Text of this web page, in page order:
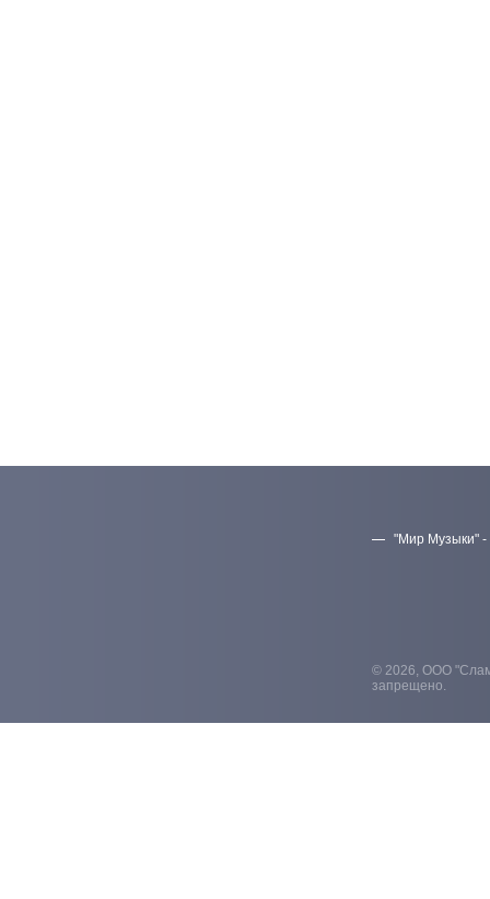
"Мир Музыки" -
© 2026, ООО
запрещено.